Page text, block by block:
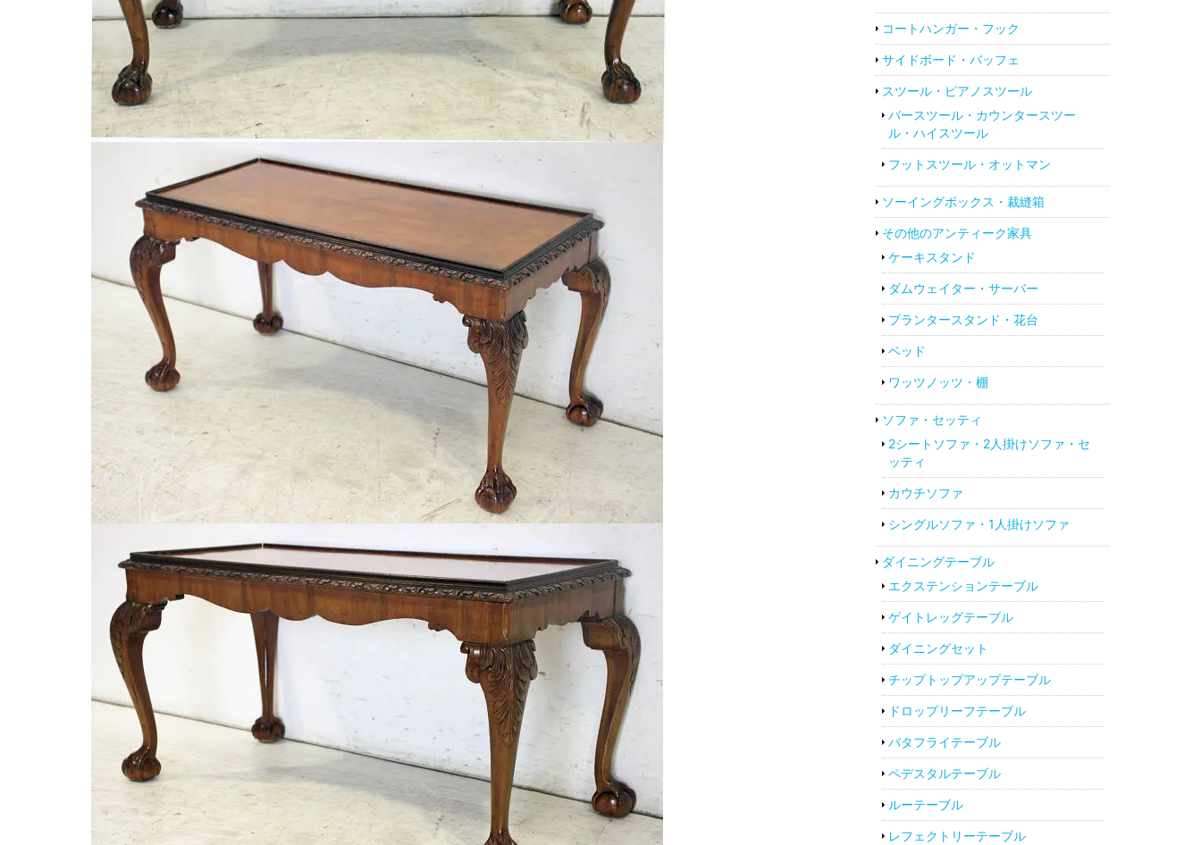
コートハンガー・フック
サイドボード・バッフェ
スツール・ピアノスツール
バースツール・カウンタースツー
ル・ハイスツール
フットスツール・オットマン
ソーイングボックス・裁縫箱
その他のアンティーク家具
ケーキスタンド
ダムウェイター・サーバー
プランタースタンド・花台
ベッド
ワッツノッツ・棚
ソファ・セッティ
2シートソファ・2人掛けソファ・セ
ッティ
カウチソファ
シングルソファ・1人掛けソファ
ダイニングテーブル
エクステンションテーブル
ゲイトレッグテーブル
ダイニングセット
チップトップアップテーブル
ドロップリーフテーブル
バタフライテーブル
ペデスタルテーブル
ルーテーブル
レフェクトリーテーブル